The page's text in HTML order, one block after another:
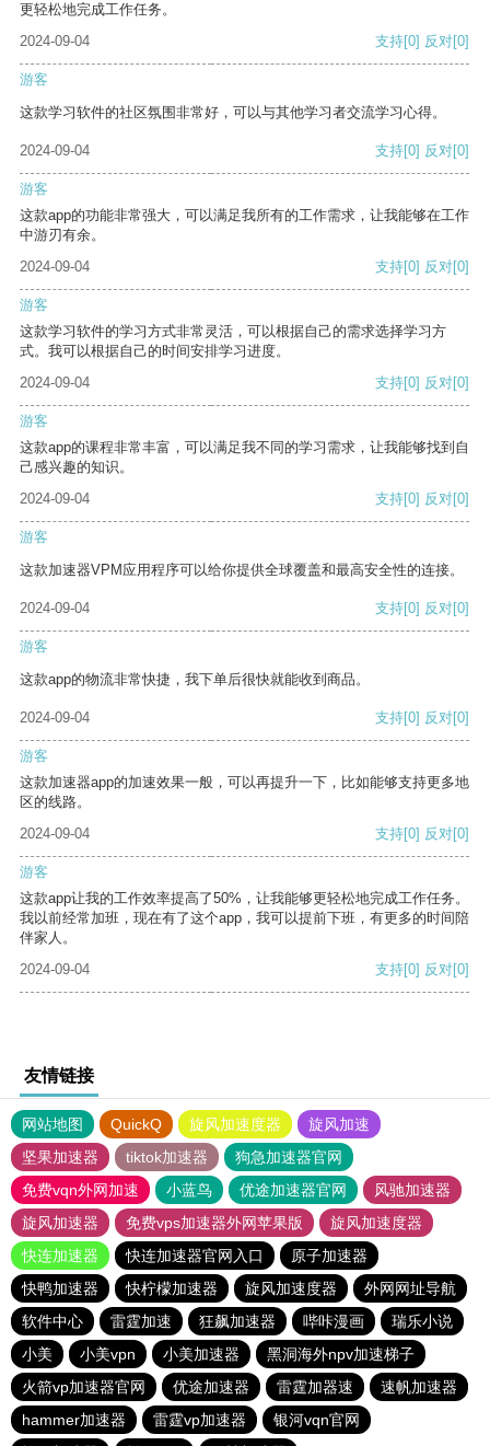
更轻松地完成工作任务。
2024-09-04
支持[0] 反对[0]
游客
这款学习软件的社区氛围非常好，可以与其他学习者交流学习心得。
2024-09-04 支持[0] 反对[0]
游客
这款app的功能非常强大，可以满足我所有的工作需求，让我能够在工作
中游刃有余。
2024-09-04
支持[0] 反对[0]
游客
这款学习软件的学习方式非常灵活，可以根据自己的需求选择学习方
式。我可以根据自己的时间安排学习进度。
2024-09-04
支持[0] 反对[0]
游客
这款app的课程非常丰富，可以满足我不同的学习需求，让我能够找到自
己感兴趣的知识。
2024-09-04
支持[0] 反对[0]
游客
这款加速器VPM应用程序可以给你提供全球覆盖和最高安全性的连接。
2024-09-04 支持[0] 反对[0]
游客
这款app的物流非常快捷，我下单后很快就能收到商品。
2024-09-04 支持[0] 反对[0]
游客
这款加速器app的加速效果一般，可以再提升一下，比如能够支持更多地
区的线路。
2024-09-04
支持[0] 反对[0]
游客
这款app让我的工作效率提高了50%，让我能够更轻松地完成工作任务。
我以前经常加班，现在有了这个app，我可以提前下班，有更多的时间陪
伴家人。
2024-09-04
支持[0] 反对[0]
友情链接
网站地图 QuickQ 旋风加速度器
旋风加速
坚果加速器
tiktok加速器
狗急加速器官网
免费vqn外网加速
小蓝鸟 优途加速器官网
风驰加速器
旋风加速器
免费vps加速器外网苹果版
旋风加速度器
快连加速器
快连加速器官网入口
原子加速器
快鸭加速器
快柠檬加速器 旋风加速度器
外网网址导航
软件中心
雷霆加速 狂飙加速器 哔咔漫画
瑞乐小说
小美
小美vpn 小美加速器
黑洞海外npv加速梯子
火箭vp加速器官网
优途加速器 雷霆加器速
速帆加速器
hammer加速器
雷霆vp加速器
银河vqn官网